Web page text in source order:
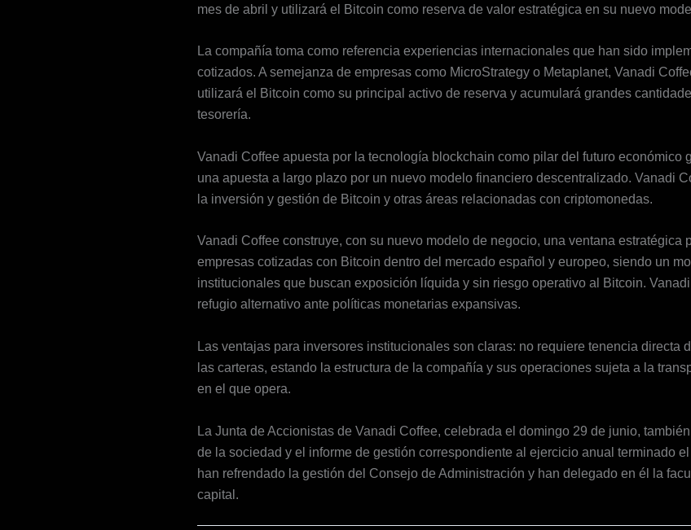
mes de abril y utilizará el Bitcoin como reserva de valor estratégica en su nuevo
La compañía toma como referencia experiencias internacionales que han sido
cotizados. A semejanza de empresas como MicroStrategy o Metaplanet, Vanadi
utilizará el Bitcoin como su principal activo de reserva y acumulará grandes
tesorería.
Vanadi Coffee apuesta por la tecnología blockchain como pilar del futuro económico
una apuesta a largo plazo por un nuevo modelo financiero descentralizado. Vanadi
la inversión y gestión de Bitcoin y otras áreas relacionadas con criptomonedas.
Vanadi Coffee construye, con su nuevo modelo de negocio, una ventana estratégica
empresas cotizadas con Bitcoin dentro del mercado español y europeo, siendo un
institucionales que buscan exposición líquida y sin riesgo operativo al Bitcoin.
refugio alternativo ante políticas monetarias expansivas.
Las ventajas para inversores institucionales son claras: no requiere tenencia directa
las carteras, estando la estructura de la compañía y sus operaciones sujeta a la
en el que opera.
La Junta de Accionistas de Vanadi Coffee, celebrada el domingo 29 de junio,
de la sociedad y el informe de gestión correspondiente al ejercicio anual terminado
han refrendado la gestión del Consejo de Administración y han delegado en él la
capital.